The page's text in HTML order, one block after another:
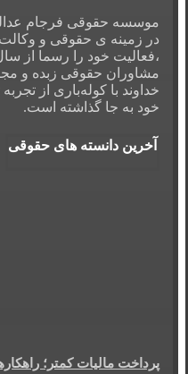
در زمینه ی حقوقی و
مشاوران حقوقی زبده و
خداوند با کوله‌باری از
خود به جا گذاشته است.
آخرین دانسته های حقوقی
پرداخت مالیات کمتر؛